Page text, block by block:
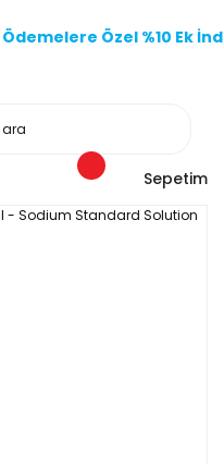
Özel %10 Ek
Sepetim